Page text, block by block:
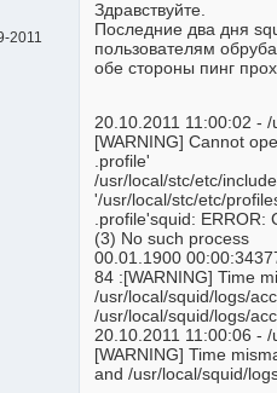
2011
Здравствуйте.
Последние два дня
пользователям
обе стороны пинг
20.10.2011 11:00:02 -
[WARNING] Cannot
.profile'
/usr/local/stc/etc/
'/usr/local/stc/etc/
.profile'squid: ERROR:
(3) No such process
00.01.1900
84 :[WARNING] Time
/usr/local/squid/logs/
/usr/local/squid/logs/
20.10.2011 11:00:06 -
[WARNING] Time
and /usr/local/squid/